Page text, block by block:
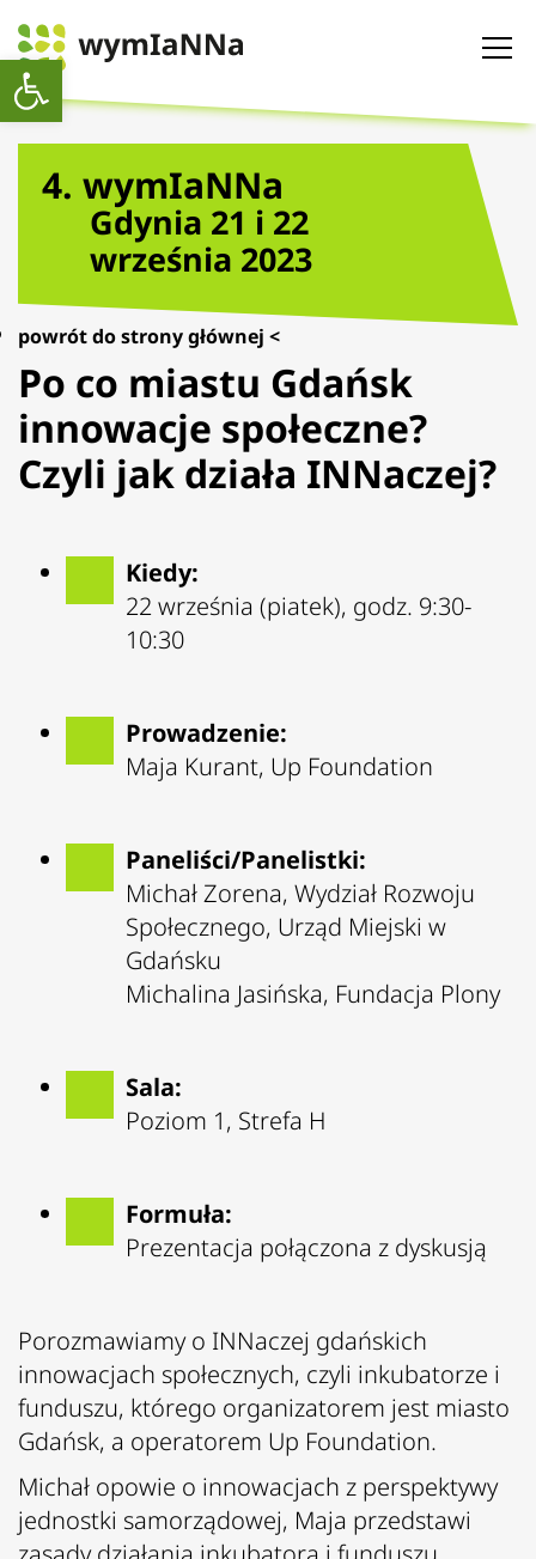
Otwórz pasek narzędzi
4. wymIaNNa
Gdynia 21 i 22
września 2023
powrót do strony głównej <
Po co miastu Gdańsk
innowacje społeczne?
Czyli jak działa INNaczej?
Kiedy:
22 września (piatek), godz. 9:30-
10:30
Prowadzenie:
Maja Kurant, Up Foundation
Paneliści/Panelistki:
Michał Zorena, Wydział Rozwoju
Społecznego, Urząd Miejski w
Gdańsku
Michalina Jasińska, Fundacja Plony
Sala:
Poziom 1, Strefa H
Formuła:
Prezentacja połączona z dyskusją
Porozmawiamy o INNaczej gdańskich
innowacjach społecznych, czyli inkubatorze i
funduszu, którego organizatorem jest miasto
Gdańsk, a operatorem Up Foundation.
Michał opowie o innowacjach z perspektywy
jednostki samorządowej, Maja przedstawi